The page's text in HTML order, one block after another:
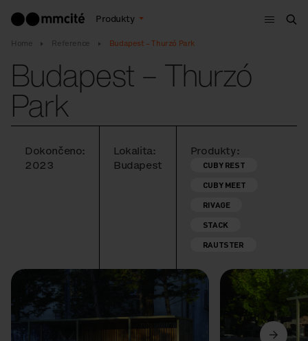
Produkty
Menu
Home Reference Budapest – Thurzó Park
Budapest – Thurzó
Park
Dokončeno:
2023
Lokalita:
Budapest
Produkty:
CUBY REST
CUBY MEET
RIVAGE
STACK
RAUTSTER